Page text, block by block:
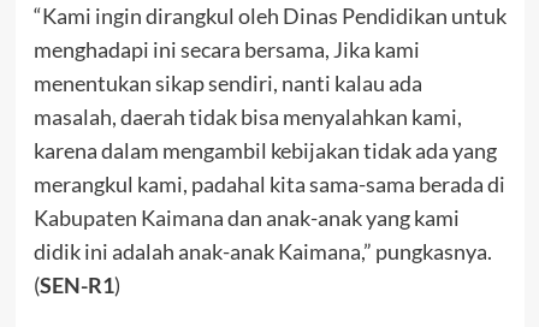
“Kami ingin dirangkul oleh Dinas Pendidikan untuk
menghadapi ini secara bersama, Jika kami
menentukan sikap sendiri, nanti kalau ada
masalah, daerah tidak bisa menyalahkan kami,
karena dalam mengambil kebijakan tidak ada yang
merangkul kami, padahal kita sama-sama berada di
Kabupaten Kaimana dan anak-anak yang kami
didik ini adalah anak-anak Kaimana,” pungkasnya.
(SEN-R1)